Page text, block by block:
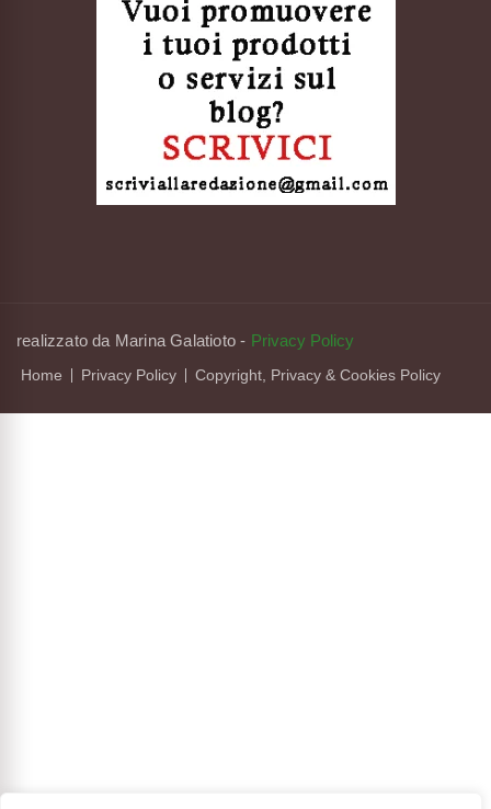
realizzato da Marina Galatioto - Privacy Policy
Home
Privacy Policy Copyright, Privacy & Cookies Policy